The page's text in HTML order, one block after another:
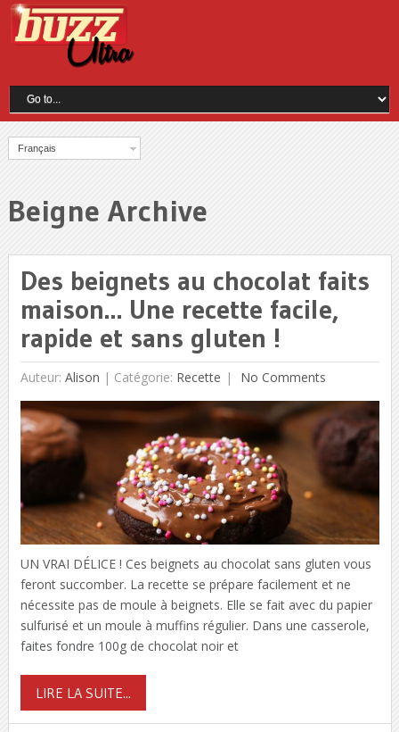
Français
Beigne Archive
Des beignets au chocolat faits
maison… Une recette facile,
rapide et sans gluten !
Auteur: Alison | Catégorie: Recette No Comments
UN VRAI DÉLICE ! Ces beignets au chocolat sans gluten vous
feront succomber. La recette se prépare facilement et ne
nécessite pas de moule à beignets. Elle se fait avec du papier
sulfurisé et un moule à muffins régulier. Dans une casserole,
faites fondre 100g de chocolat noir et
LIRE LA SUITE...